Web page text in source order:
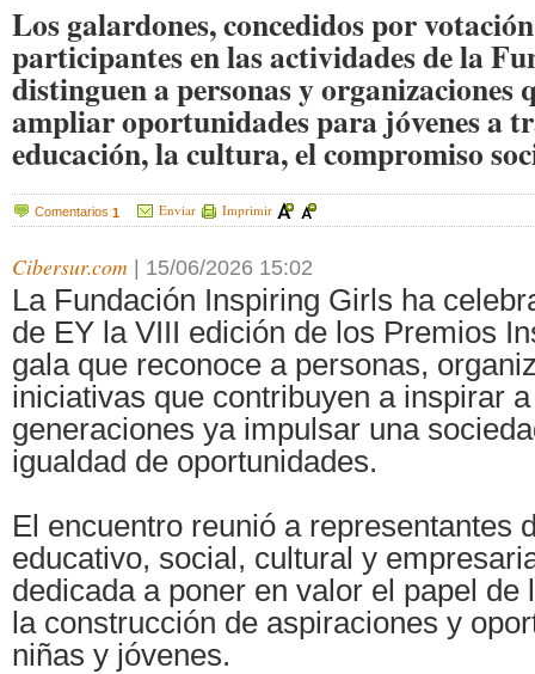
Los galardones, concedidos por
participantes en las actividades de la
distinguen a personas y organizaciones
ampliar oportunidades para jóvenes a
educación, la cultura, el compromiso
Comentarios 1 Enviar Imprimir
Cibersur.com 15/06/2026 15:02
La Fundación Inspiring Girls ha
de EY la VIII edición de los Premios
gala que reconoce a personas,
iniciativas que contribuyen a inspirar
generaciones ya impulsar una
igualdad de oportunidades.
El encuentro reunió a representantes
educativo, social, cultural y
dedicada a poner en valor el papel de
la construcción de aspiraciones y
niñas y jóvenes.